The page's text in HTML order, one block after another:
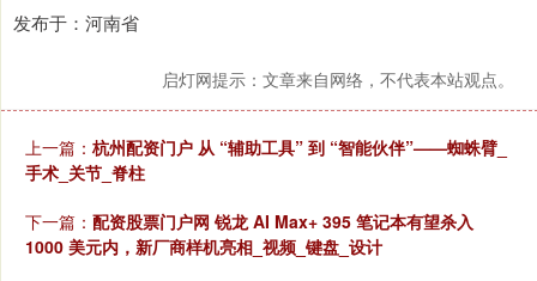
发布于：河南省
启灯网提示：文章来自网络，不代表本站观点。
上一篇： 杭州配资门户 从 “辅助工具” 到 “智能伙伴”——蜘蛛臂_
手术_关节_脊柱
下一篇： 配资股票门户网 锐龙 AI Max+ 395 笔记本有望杀入
1000 美元内，新厂商样机亮相_视频_键盘_设计